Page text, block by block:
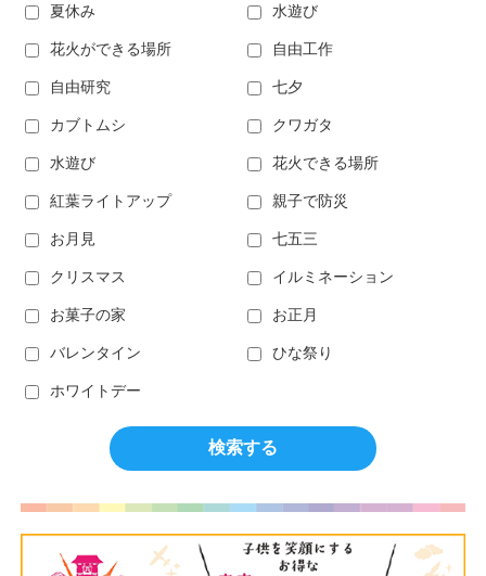
夏休み 水遊び
花火ができる場所 自由工作
自由研究 七夕
カブトムシ クワガタ
水遊び 花火できる場所
紅葉ライトアップ 親子で防災
お月見 七五三
クリスマス イルミネーション
お菓子の家 お正月
バレンタイン ひな祭り
ホワイトデー